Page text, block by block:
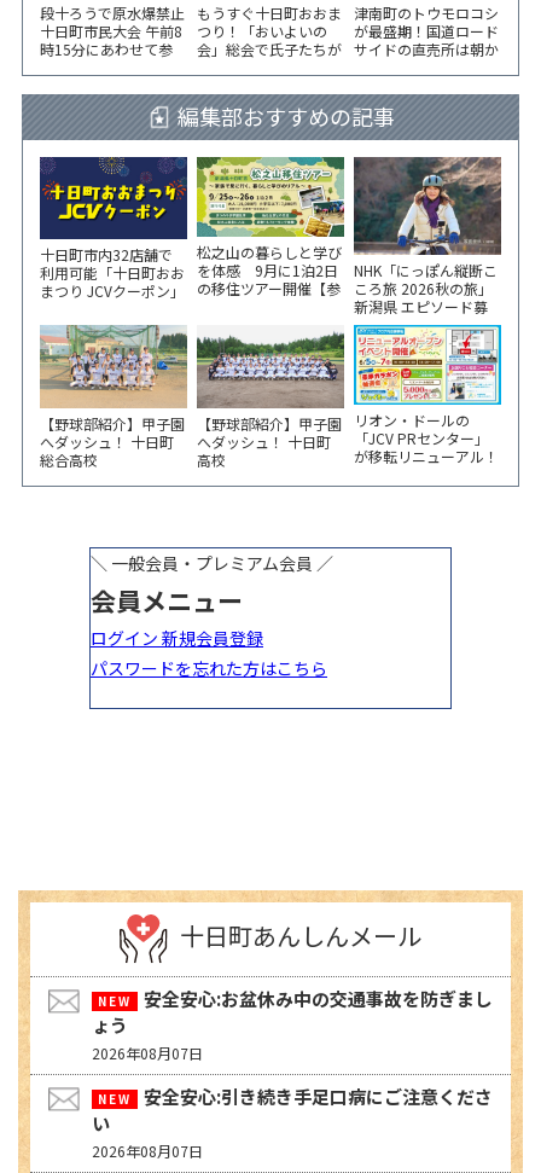
段十ろうで原水爆禁止
十日町市民大会 午前8
時15分にあわせて参
もうすぐ十日町おおま
つり！「おいよいの
会」総会で氏子たちが
津南町のトウモロコシ
が最盛期！国道ロード
サイドの直売所は朝か
編集部おすすめの記事
十日町市内32店舗で
利用可能「十日町おお
まつり JCVクーポン」
い！
松之山の暮らしと学び
を体感 9月に1泊2日
の移住ツアー開催【参
NHK「にっぽん縦断こ
ころ旅 2026秋の旅」
新潟県 エピソード募
集中！
【野球部紹介】甲子園
へダッシュ！ 十日町
総合高校
【野球部紹介】甲子園
へダッシュ！ 十日町
高校
リオン・ドールの
「JCV PRセンター」
が移転リニューアル！
ベント開催
十日町あんしんメール
安全安心:お盆休み中の交通事故を防ぎまし
ょう
2026年08月07日
安全安心:引き続き手足口病にご注意くださ
い
2026年08月07日